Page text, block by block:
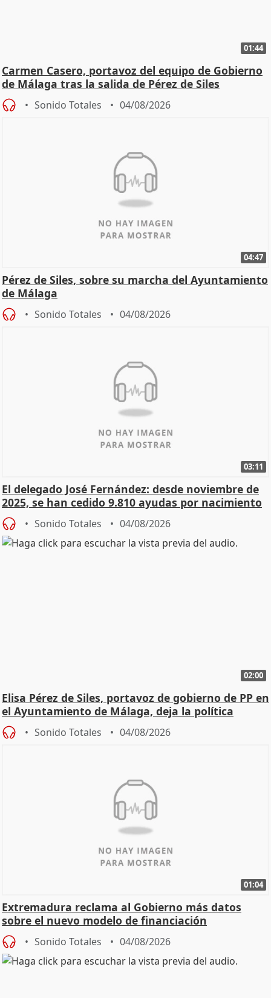
01:44
Carmen Casero, portavoz del equipo de Gobierno
de Málaga tras la salida de Pérez de Siles
Sonido Totales 04/08/2026
04:47
Pérez de Siles, sobre su marcha del Ayuntamiento
de Málaga
Sonido Totales 04/08/2026
03:11
El delegado José Fernández: desde noviembre de
2025, se han cedido 9.810 ayudas por nacimiento
Sonido Totales 04/08/2026
02:00
Elisa Pérez de Siles, portavoz de gobierno de PP en
el Ayuntamiento de Málaga, deja la política
Sonido Totales 04/08/2026
01:04
Extremadura reclama al Gobierno más datos
sobre el nuevo modelo de financiación
Sonido Totales 04/08/2026